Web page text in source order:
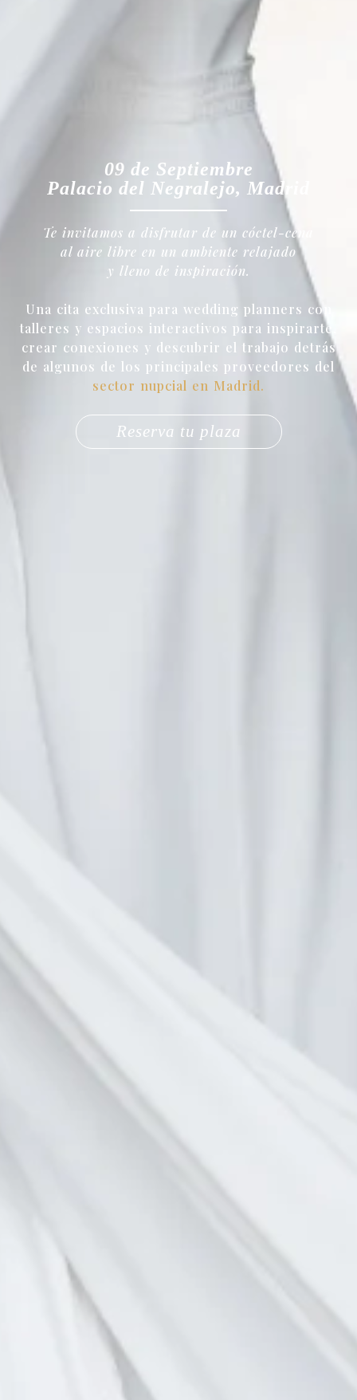
09 de Septiembre
Palacio del Negralejo, Madrid
Te invitamos a disfrutar de un cóctel-cena
al aire libre en un ambiente relajado
y lleno de inspiración.
Una cita exclusiva para wedding planners con
talleres y espacios interactivos para inspirarte,
crear conexiones y descubrir el trabajo detrás
de algunos de los principales proveedores del
sector nupcial en Madrid.
Reserva tu plaza